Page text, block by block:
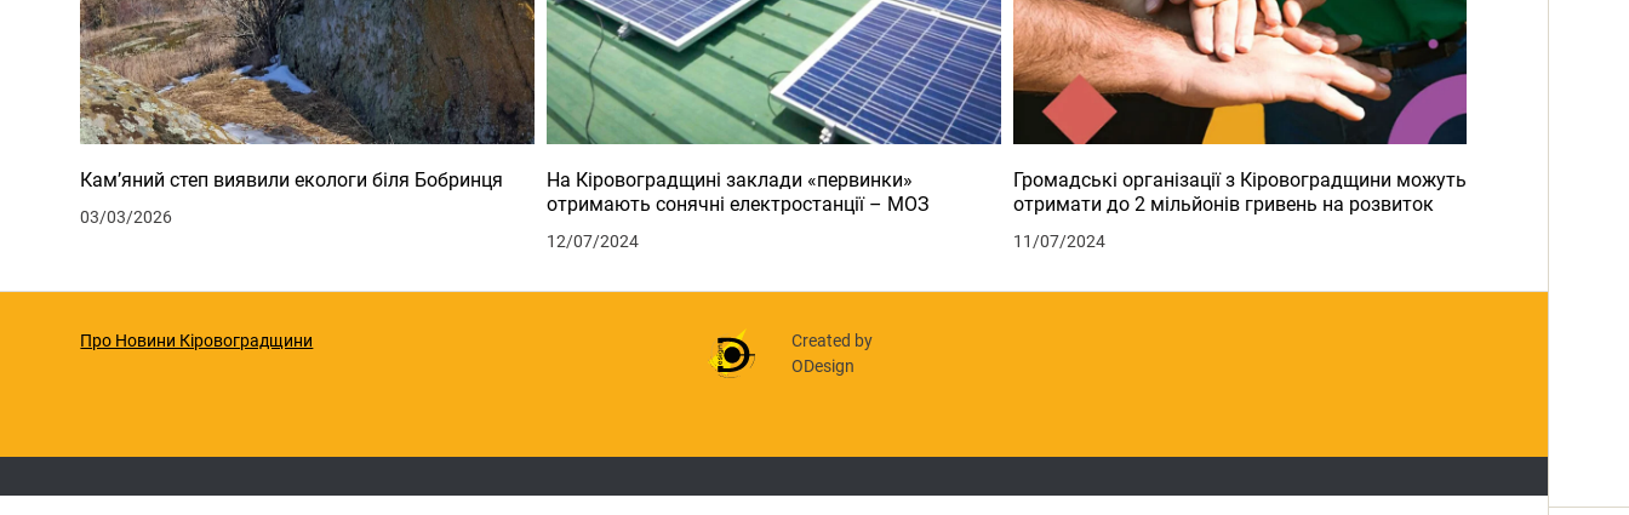
Кам’яний степ виявили екологи біля Бобринця
03/03/2026
На Кіровоградщині заклади «первинки»
отримають сонячні електростанції – МОЗ
12/07/2024
Громадські організації з Кіровоградщини можуть
отримати до 2 мільйонів гривень на розвиток
11/07/2024
Про Новини Кіровоградщини
Created by
ODesign